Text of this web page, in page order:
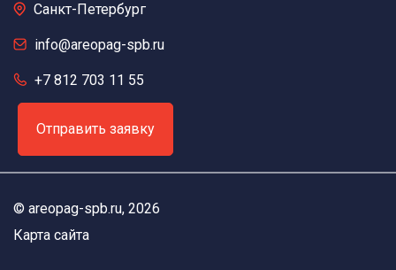
Санкт-Петербург
info@areopag-spb.ru
+7 812 703 11 55
Отправить заявку
© areopag-spb.ru, 2026
Карта сайта